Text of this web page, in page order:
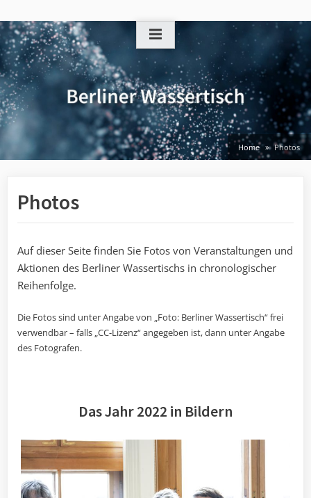
to
content
Home Photos
Photos
Auf dieser Seite finden Sie Fotos von Veranstaltungen und
Aktionen des Berliner Wassertischs in chronologischer
Reihenfolge.
Die Fotos sind unter Angabe von „Foto: Berliner Wassertisch“ frei
verwendbar – falls „CC-Lizenz“ angegeben ist, dann unter Angabe
des Fotografen.
Das Jahr 2022 in Bildern